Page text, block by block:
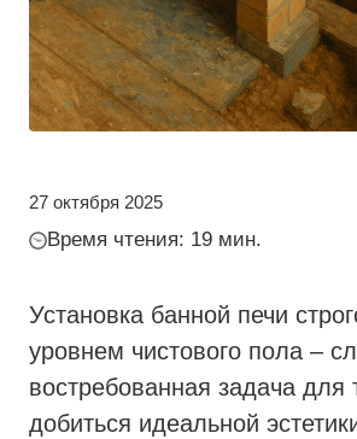
27 октября 2025
Время чтения: 19 мин.
Установка банной печи
уровнем чистового пола –
востребованная задача для
добиться идеальной